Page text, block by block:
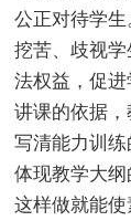
公正对待学生
挖苦、歧视
法权益，促
讲课的依据
写清能力训
体现教学大纲
这样做就能